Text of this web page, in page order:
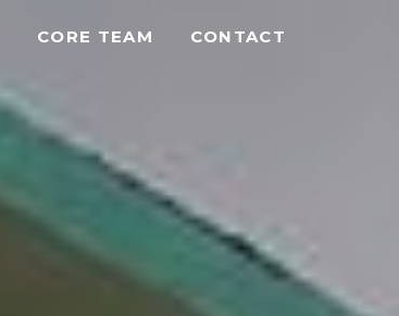
CORE TEAM CONTACT